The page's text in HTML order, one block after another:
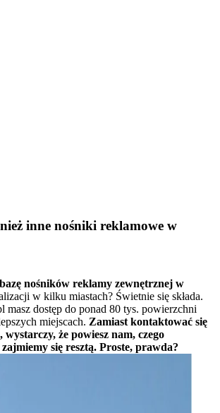
inne nośniki reklamowe w
nośników reklamy zewnętrznej w
w kilku miastach? Świetnie się składa.
masz dostęp do ponad 80 tys. powierzchni
miejscach. Zamiast kontaktować się
że powiesz nam, czego
się resztą. Proste, prawda?